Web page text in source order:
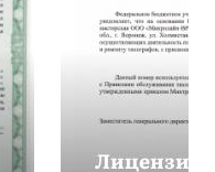
Лицензия